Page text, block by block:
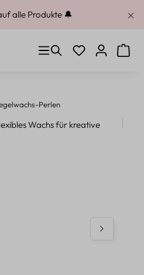
alle Produkte 🔔
Du hast 0
Perlen